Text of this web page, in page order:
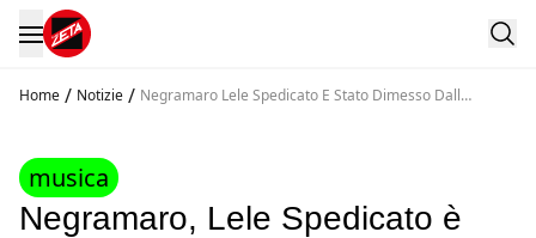
Home / Notizie / Negramaro Lele Spedicato E Stato Dimesso Dall
musica
Negramaro, Lele Spedicato è